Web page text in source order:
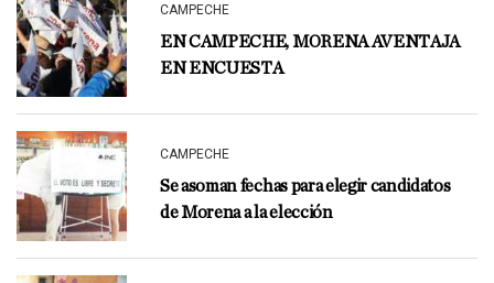
CAMPECHE
EN CAMPECHE, MORENA AVENTAJA
EN ENCUESTA
CAMPECHE
Se asoman fechas para elegir candidatos
de Morena a la elección